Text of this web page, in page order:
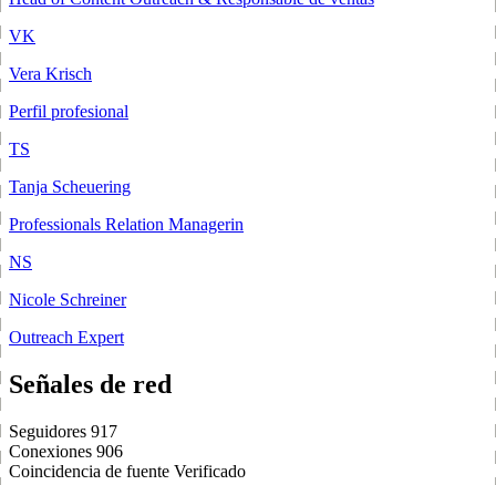
VK
Vera Krisch
Perfil profesional
TS
Tanja Scheuering
Professionals Relation Managerin
NS
Nicole Schreiner
Outreach Expert
Señales de red
Seguidores 917
Conexiones 906
Coincidencia de fuente Verificado